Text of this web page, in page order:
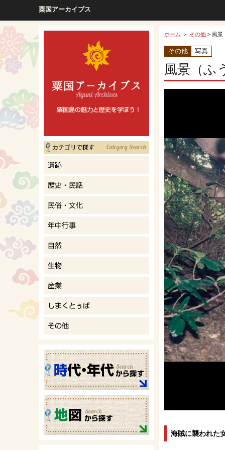
粟国アーカイブス
ホーム ＞ その他 > 風景
その他 写真
風景（ふ
海賊に襲われた